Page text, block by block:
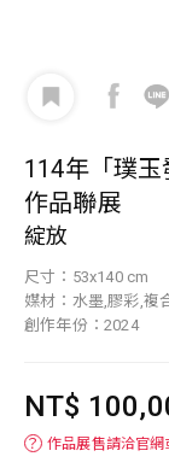
114年「璞
作品聯展
綻放
尺寸：53x140 cm
媒材：水墨,膠彩,複
創作年份：2024
NT$
？ 作品展售請洽官網